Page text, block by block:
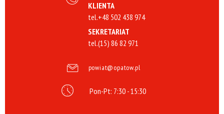
KLIENTA
tel.+48 502 438 974
SEKRETARIAT
tel.(15) 86 82 971
powiat@opatow.pl
Pon-Pt: 7:30 - 15:30